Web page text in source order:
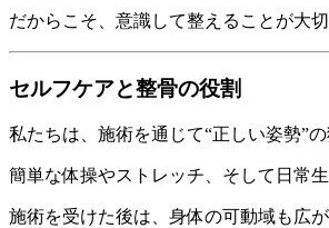
だからこそ、意識して整えることが大切
セルフケアと整骨の役割
私たちは、施術を通じて“正しい姿勢”
簡単な体操やストレッチ、そして日常
施術を受けた後は、身体の可動域も広